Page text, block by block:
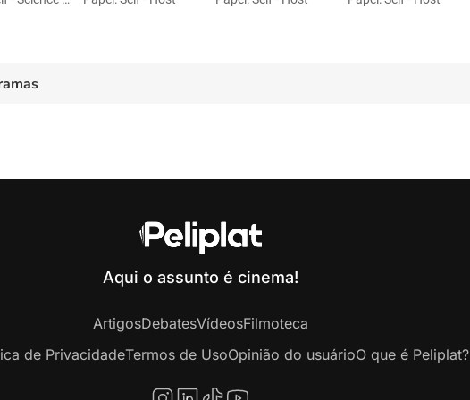
Aqui o assunto é cinema!
ArtigosDebatesVídeosFilmoteca
de PrivacidadeTermos de UsoOpinião do usuárioO que é Peliplat?